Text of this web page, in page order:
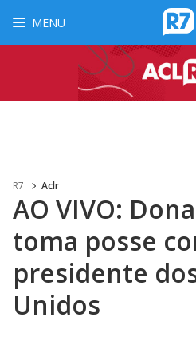
MENU
R7 Aclr
AO VIVO:
toma posse
presidente
Unidos